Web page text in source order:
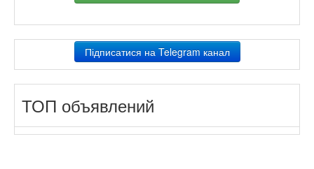
Підписатися на Telegram канал
ТОП объявлений